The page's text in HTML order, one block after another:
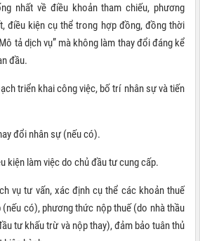
nhất về điều khoản tham chiếu, phương
điều kiện cụ thể trong hợp đồng, đồng thời
tả dịch vụ” mà không làm thay đổi đáng kể
đầu.
triển khai công việc, bố trí nhân sự và tiến
đổi nhân sự (nếu có).
kiện làm việc do chủ đầu tư cung cấp.
vụ tư vấn, xác định cụ thể các khoản thuế
(nếu có), phương thức nộp thuế (do nhà thầu
tư khấu trừ và nộp thay), đảm bảo tuân thủ